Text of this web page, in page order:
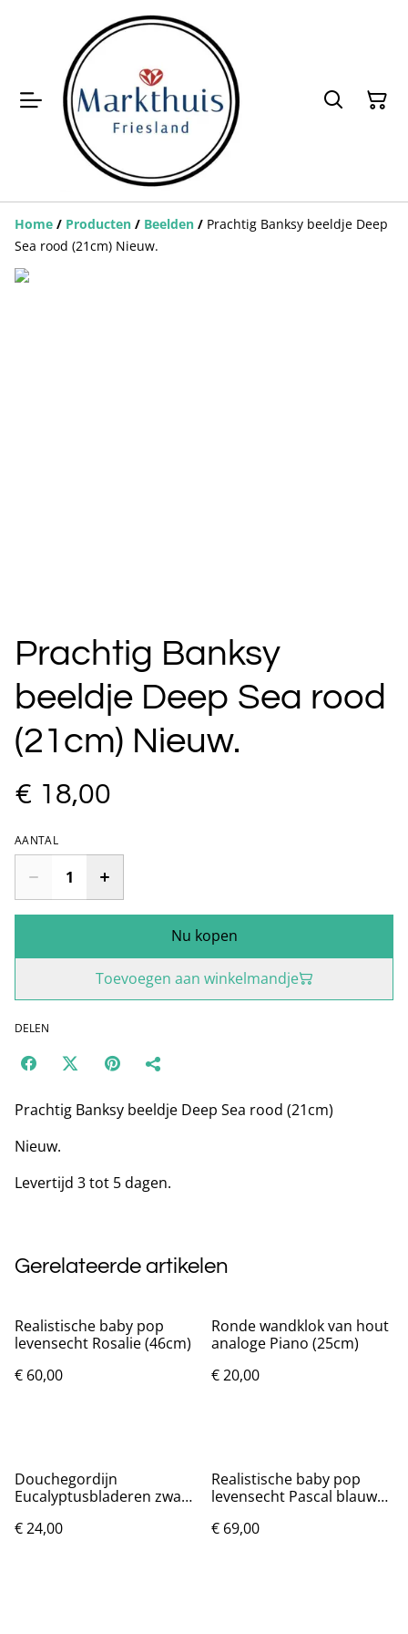
Home / Producten / Beelden / Prachtig Banksy beeldje Deep
Sea rood (21cm) Nieuw.
Prachtig Banksy
beeldje Deep Sea rood
(21cm) Nieuw.
€ 18,00
AANTAL
Nu kopen
Toevoegen aan winkelmandje
DELEN
Prachtig Banksy beeldje Deep Sea rood (21cm)
Nieuw.
Levertijd 3 tot 5 dagen.
Gerelateerde artikelen
Realistische baby pop
levensecht Rosalie (46cm)
€ 60,00
Ronde wandklok van hout
analoge Piano (25cm)
€ 20,00
Douchegordijn
Eucalyptusbladeren zwart
€ 24,00
Realistische baby pop
levensecht Pascal blauw
€ 69,00